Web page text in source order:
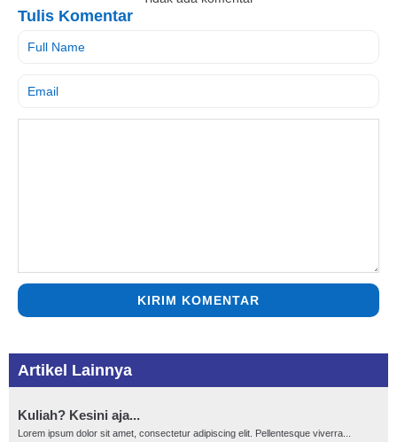
Tulis Komentar
KIRIM KOMENTAR
Artikel Lainnya
Kuliah? Kesini aja...
Lorem ipsum dolor sit amet, consectetur adipiscing elit. Pellentesque viverra...